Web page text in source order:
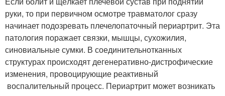
руки, то при первичном осмотре травматолог сразу
начинает подозревать плечелопаточный периартрит. Эта
патология поражает связки, мышцы, сухожилия,
синовиальные сумки. В соединительнотканных
структурах происходят дегенеративно-дистрофические
изменения, провоцирующие реактивный
воспалительный процесс. Периартрит может возникать